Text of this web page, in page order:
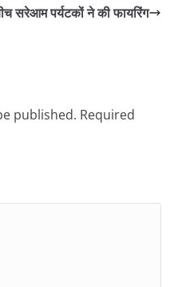
सरेआम पर्यटकों ने की फायरिंग
published. Required